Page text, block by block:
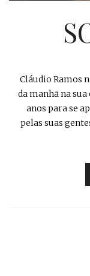
Cláudio Ramos
da manhã na sua
anos para se
pelas suas